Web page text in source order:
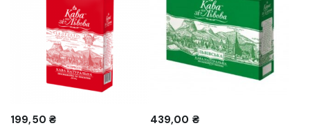
199,50₴ 439,00 ₴